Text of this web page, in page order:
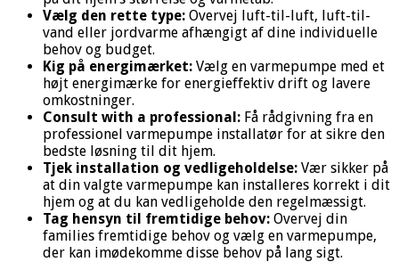
Vælg den rette type: Overvej luft-til-luft, luft-til-
vand eller jordvarme afhængigt af dine individuelle
behov og budget.
Kig på energimærket: Vælg en varmepumpe med et
højt energimærke for energieffektiv drift og lavere
omkostninger.
Consult with a professional: Få rådgivning fra en
professionel varmepumpe installatør for at sikre den
bedste løsning til dit hjem.
Tjek installation og vedligeholdelse: Vær sikker på
at din valgte varmepumpe kan installeres korrekt i dit
hjem og at du kan vedligeholde den regelmæssigt.
Tag hensyn til fremtidige behov: Overvej din
families fremtidige behov og vælg en varmepumpe,
der kan imødekomme disse behov på lang sigt.